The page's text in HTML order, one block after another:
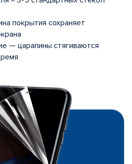
покрытия сохраняет
— царапины стягиваются